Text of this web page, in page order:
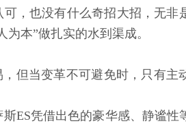
，也没有什么奇招大招，无非
本”做扎实的水到渠成。
，但当变革不可避免时，只有主
ES凭借出色的豪华感、静谧性